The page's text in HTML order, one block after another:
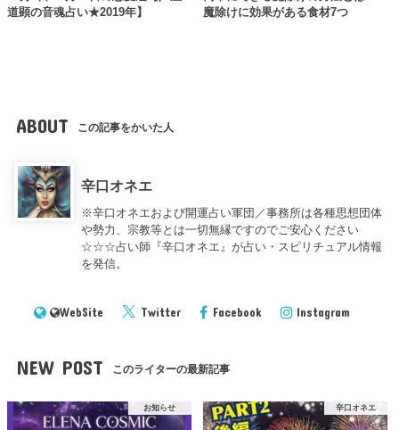
道顕の音魂占い★2019年】
魔除けに効果がある食材7つ
ABOUT この記事をかいた人
辛口オネエ
※辛口オネエおよび開運占い軍団／事務所は各種思想団体
や勢力、宗教等とは一切無縁ですのでご安心ください
☆☆☆占い師『辛口オネエ』が占い・スピリチュアル情報
を発信。
WebSite Twitter Facebook Instagram
NEW POST このライターの最新記事
お知らせ 辛口オネエ